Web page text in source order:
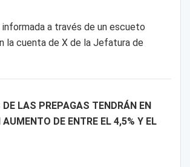
informada a través de un escueto
la cuenta de X de la Jefatura de
LAS PREPAGAS TENDRÁN EN
AUMENTO DE ENTRE EL 4,5% Y EL